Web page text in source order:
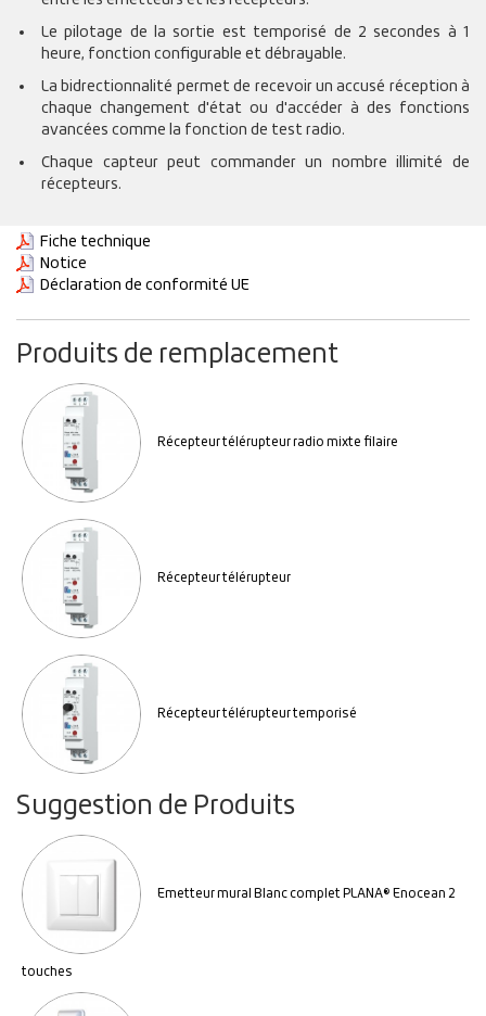
Le pilotage de la sortie est temporisé de 2 secondes à 1
heure, fonction configurable et débrayable.
La bidrectionnalité permet de recevoir un accusé réception à
chaque changement d'état ou d'accéder à des fonctions
avancées comme la fonction de test radio.
Chaque capteur peut commander un nombre illimité de
récepteurs.
Fiche technique
Notice
Déclaration de conformité UE
Produits de remplacement
Récepteur télérupteur radio mixte filaire
Récepteur télérupteur
Récepteur télérupteur temporisé
Suggestion de Produits
Emetteur mural Blanc complet PLANA® Enocean 2
touches